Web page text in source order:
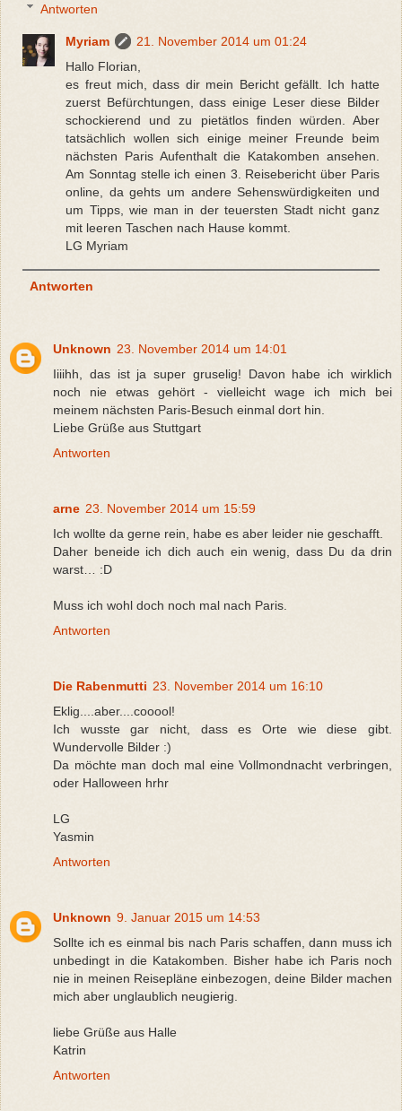
Antworten
Myriam
21. November 2014 um 01:24
Hallo Florian,
es freut mich, dass dir mein Bericht gefällt. Ich hatte
zuerst Befürchtungen, dass einige Leser diese Bilder
schockierend und zu pietätlos finden würden. Aber
tatsächlich wollen sich einige meiner Freunde beim
nächsten Paris Aufenthalt die Katakomben ansehen.
Am Sonntag stelle ich einen 3. Reisebericht über Paris
online, da gehts um andere Sehenswürdigkeiten und
um Tipps, wie man in der teuersten Stadt nicht ganz
mit leeren Taschen nach Hause kommt.
LG Myriam
Antworten
Unknown 23. November 2014 um 14:01
Iiiihh, das ist ja super gruselig! Davon habe ich wirklich
noch nie etwas gehört - vielleicht wage ich mich bei
meinem nächsten Paris-Besuch einmal dort hin.
Liebe Grüße aus Stuttgart
Antworten
arne 23. November 2014 um 15:59
Ich wollte da gerne rein, habe es aber leider nie geschafft.
Daher beneide ich dich auch ein wenig, dass Du da drin
warst… :D
Muss ich wohl doch noch mal nach Paris.
Antworten
Die Rabenmutti 23. November 2014 um 16:10
Eklig....aber....cooool!
Ich wusste gar nicht, dass es Orte wie diese gibt.
Wundervolle Bilder :)
Da möchte man doch mal eine Vollmondnacht verbringen,
oder Halloween hrhr
LG
Yasmin
Antworten
Unknown 9. Januar 2015 um 14:53
Sollte ich es einmal bis nach Paris schaffen, dann muss ich
unbedingt in die Katakomben. Bisher habe ich Paris noch
nie in meinen Reisepläne einbezogen, deine Bilder machen
mich aber unglaublich neugierig.
liebe Grüße aus Halle
Katrin
Antworten